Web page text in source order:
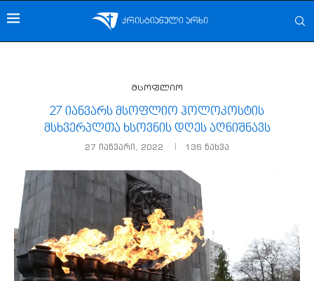
მსოფლიო
27 იანვარს მსოფლიო ჰოლოკოსტის
მსხვერპლთა ხსოვნის დღეს აღნიშნავს
27 იანვარი, 2022 136 ნახვა